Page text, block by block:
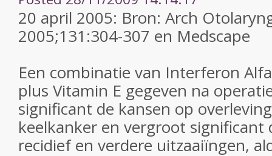
20 april 2005: Bron: Arch
2005;131:304-307 en Medscape
Een combinatie van Interferon
plus Vitamin E gegeven na
significant de kansen op
keelkanker en vergroot significant
recidief en verdere uitzaaiïngen,